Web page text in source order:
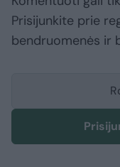
Prisijunkite prie
bendruomenės ir